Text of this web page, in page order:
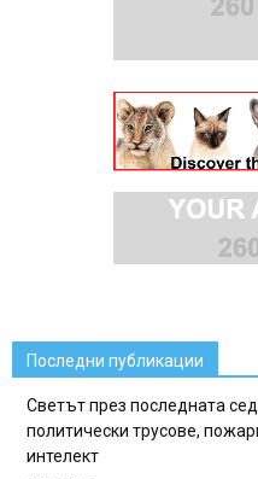
Последни публикации
Светът през последната
политически трусове,
интелект